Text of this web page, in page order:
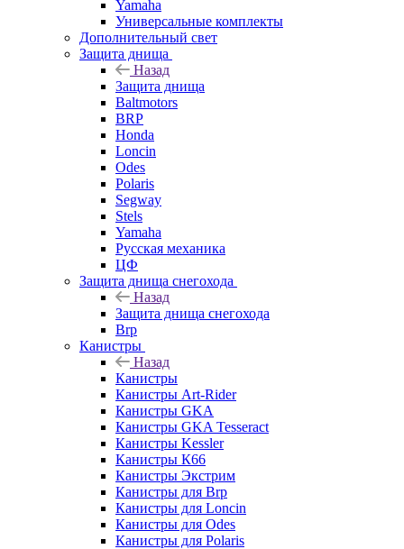
Yamaha
Универсальные комплекты
Дополнительный свет
Защита днища
Назад
Защита днища
Baltmotors
BRP
Honda
Loncin
Odes
Polaris
Segway
Stels
Yamaha
Русская механика
ЦФ
Защита днища снегохода
Назад
Защита днища снегохода
Brp
Канистры
Назад
Канистры
Канистры Art-Rider
Канистры GKA
Канистры GKA Tesseract
Канистры Kessler
Канистры К66
Канистры Экстрим
Канистры для Brp
Канистры для Loncin
Канистры для Odes
Канистры для Polaris